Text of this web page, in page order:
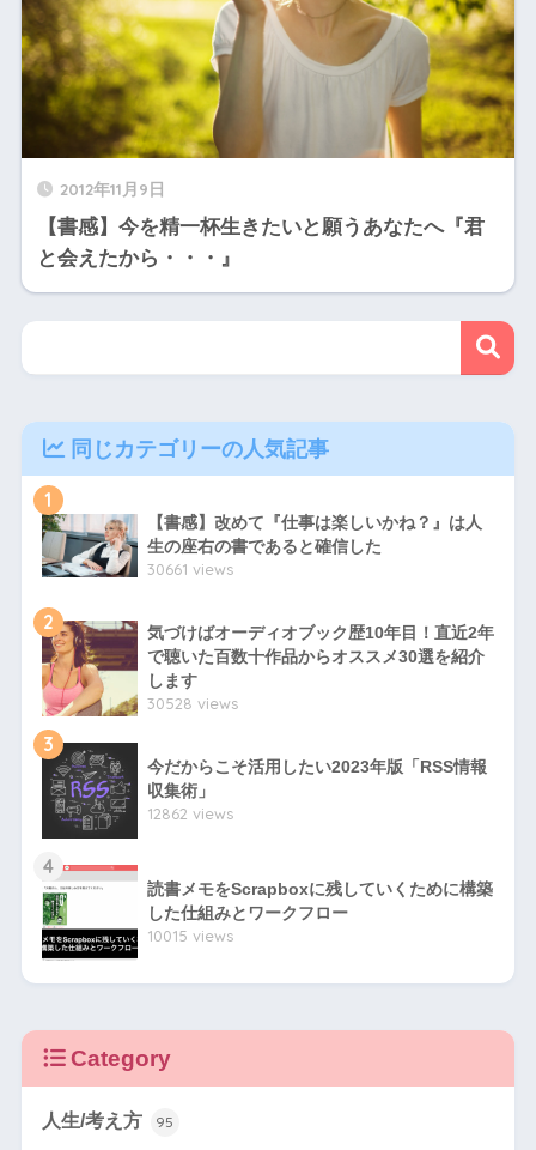
2012年11月9日
【書感】今を精一杯生きたいと願うあなたへ『君
と会えたから・・・』
同じカテゴリーの人気記事
1
【書感】改めて『仕事は楽しいかね？』は人
生の座右の書であると確信した
30661 views
2
気づけばオーディオブック歴10年目！直近2年
で聴いた百数十作品からオススメ30選を紹介
します
30528 views
3
今だからこそ活用したい2023年版「RSS情報
収集術」
12862 views
4
読書メモをScrapboxに残していくために構築
した仕組みとワークフロー
10015 views
Category
人生/考え方 95